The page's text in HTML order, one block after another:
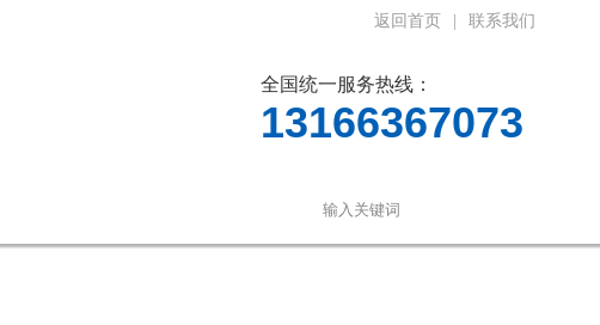
返回首页 联系我们
全国统一服务热线：
13166367073